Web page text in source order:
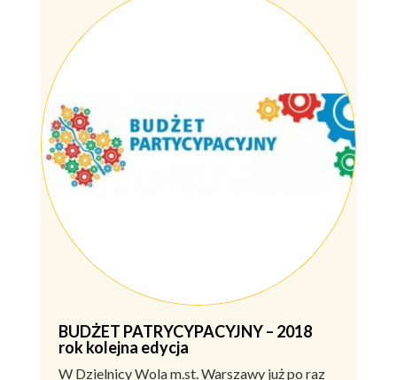
BUDŻET PATRYCYPACYJNY – 2018
rok kolejna edycja
W Dzielnicy Wola m.st. Warszawy już po raz